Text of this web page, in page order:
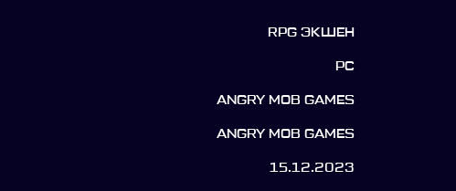
RPG ЭКШЕН
PC
ANGRY MOB GAMES
ANGRY MOB GAMES
15.12.2023